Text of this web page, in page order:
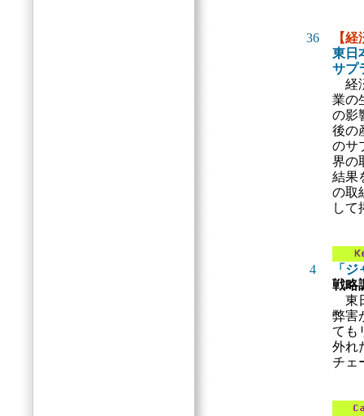
36
【
東日
サプ
経
業の
の影
後の
のサ
界の
結果
の取
して
4
「
戦
東
弊害
ても
外れ
チェ